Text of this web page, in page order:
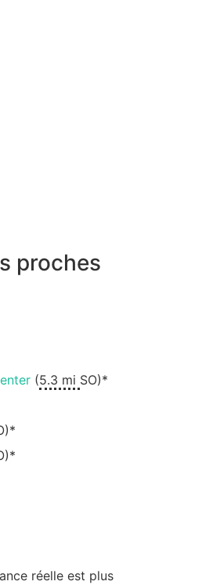
proches
(5.3 mi SO)*
réelle est plus